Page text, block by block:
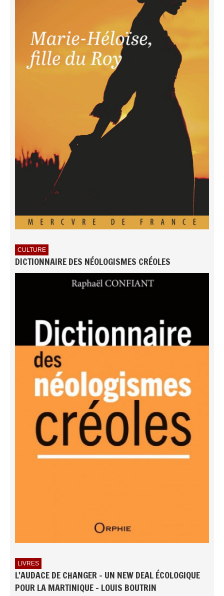
CULTURE
DICTIONNAIRE DES NÉOLOGISMES CRÉOLES
LIVRES
L'AUDACE DE CHANGER - UN NEW DEAL ÉCOLOGIQUE
POUR LA MARTINIQUE - LOUIS BOUTRIN